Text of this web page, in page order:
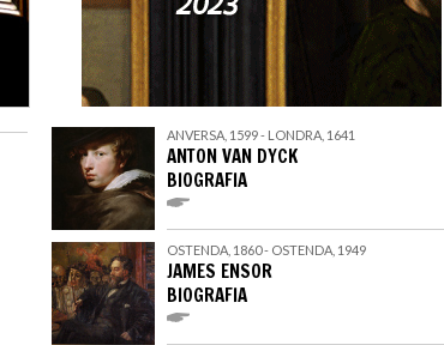
ANVERSA, 1599 - LONDRA, 1641
ANTON VAN DYCK
BIOGRAFIA
OSTENDA, 1860 - OSTENDA, 1949
JAMES ENSOR
BIOGRAFIA